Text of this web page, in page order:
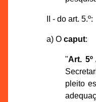
II - do art. 5.º:
a) O caput:
"Art. 5º
pleito